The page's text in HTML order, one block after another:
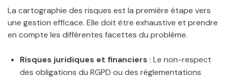
La cartographie des risques est la première étape vers
une gestion efficace. Elle doit être exhaustive et prendre
en compte les différentes facettes du problème.
Risques juridiques et financiers : Le non-respect
des obligations du RGPD ou des réglementations